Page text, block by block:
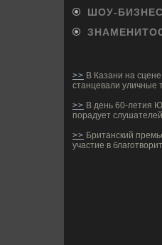
ШОУ-БИ­ЗНЕС
>> В Казани на
станцевали уличные
>> В день 60-летия
порадует
>> Британский
участие в